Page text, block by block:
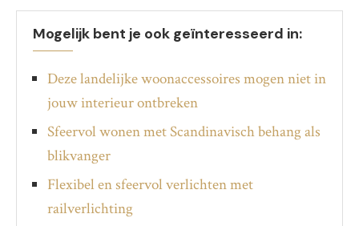
Mogelijk bent je ook geïnteresseerd in:
Deze landelijke woonaccessoires mogen niet in
jouw interieur ontbreken
Sfeervol wonen met Scandinavisch behang als
blikvanger
Flexibel en sfeervol verlichten met
railverlichting